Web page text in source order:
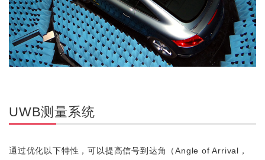
UWB测量系统
通过优化以下特性，可以提高信号到达角（Angle of Arrival，